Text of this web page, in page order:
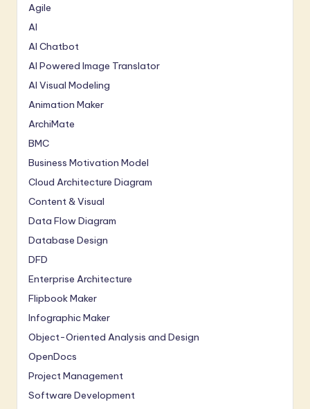
Agile
AI
AI Chatbot
AI Powered Image Translator
AI Visual Modeling
Animation Maker
ArchiMate
BMC
Business Motivation Model
Cloud Architecture Diagram
Content & Visual
Data Flow Diagram
Database Design
DFD
Enterprise Architecture
Flipbook Maker
Infographic Maker
Object-Oriented Analysis and Design
OpenDocs
Project Management
Software Development